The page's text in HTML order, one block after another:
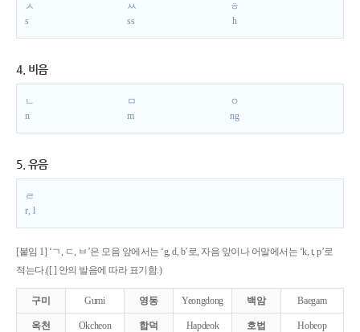
ㅅ
s
ㅆ
ss
ㅎ
h
4. 비음
ㄴ
n
ㅁ
m
ㅇ
ng
5. 유음
ㄹ
r, l
[붙임 1] ‘ㄱ, ㄷ, ㅂ’은 모음 앞에서는 ‘g, d, b’로, 자음 앞이나 어말에서는 ‘k, t, p’로
적는다.([ ] 안의 발음에 따라 표기함.)
구미 Gumi 영동 Yeongdong 백암 Baegam
옥천 Okcheon 합덕 Hapdeok 호법 Hobeop